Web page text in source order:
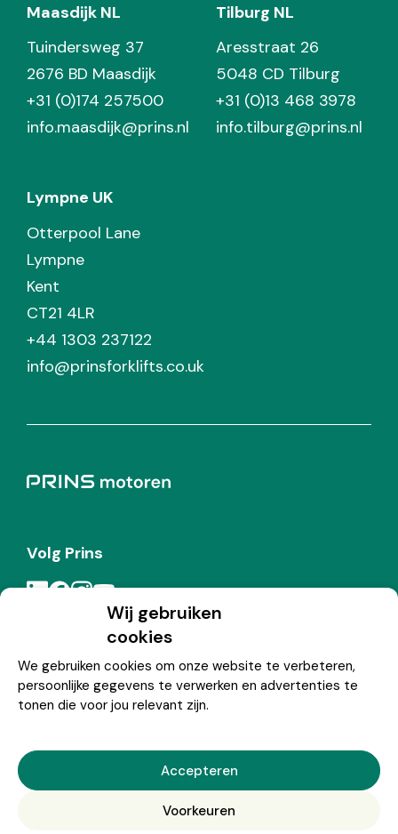
Wij gebruiken
cookies
We gebruiken cookies om onze website te verbeteren,
persoonlijke gegevens te verwerken en advertenties te
tonen die voor jou relevant zijn.
Accepteren
Voorkeuren
Maasdijk NL
Tuindersweg 37
2676 BD Maasdijk
+31 (0)174 257500
info.maasdijk@prins.nl
Tilburg NL
Aresstraat 26
5048 CD Tilburg
+31 (0)13 468 3978
info.tilburg@prins.nl
Lympne UK
Otterpool Lane
Lympne
Kent
CT21 4LR
+44 1303 237122
info@prinsforklifts.co.uk
Volg Prins
Meld je aan voor de Prins nieuwsbrief
© Copyright 2026 Prins